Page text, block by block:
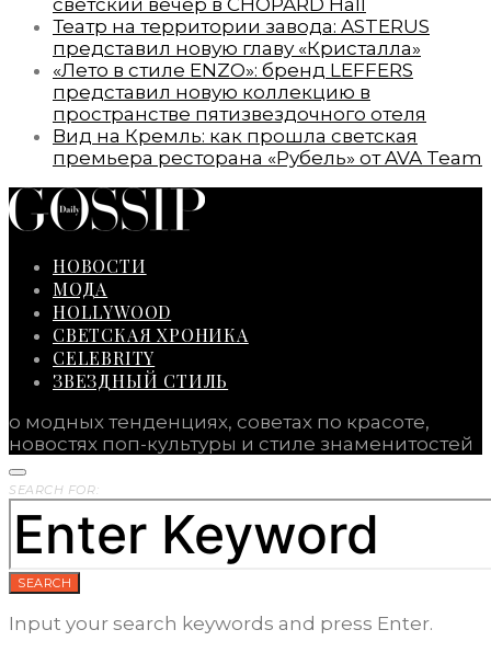
Театр на территории завода: ASTERUS
представил новую главу «Кристалла»
«Лето в стиле ENZO»: бренд LEFFERS
представил новую коллекцию в
пространстве пятизвездочного отеля
Вид на Кремль: как прошла светская
премьера ресторана «Рубель» от AVA Team
НОВОСТИ
МОДА
HOLLYWOOD
СВЕТСКАЯ ХРОНИКА
CELEBRITY
ЗВЕЗДНЫЙ СТИЛЬ
о модных тенденциях, советах по красоте,
новостях поп-культуры и стиле знаменитостей
SEARCH FOR:
SEARCH
Input your search keywords and press Enter.